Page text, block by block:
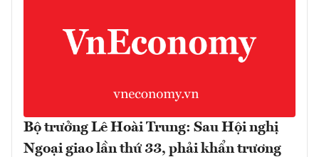
Bộ trưởng Lê Hoài Trung: Sau Hội nghị
Ngoại giao lần thứ 33, phải khẩn trương